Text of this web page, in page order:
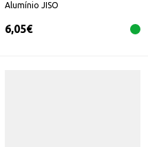
Alumínio JISO
6,05€